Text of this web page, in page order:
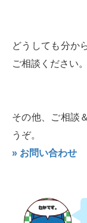
どうしても分か
ご相談ください。
その他、ご相談
うぞ。
» お問い合わせ